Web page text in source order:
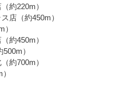
約220m）
店（約450m）
約450m）
）
約700m）